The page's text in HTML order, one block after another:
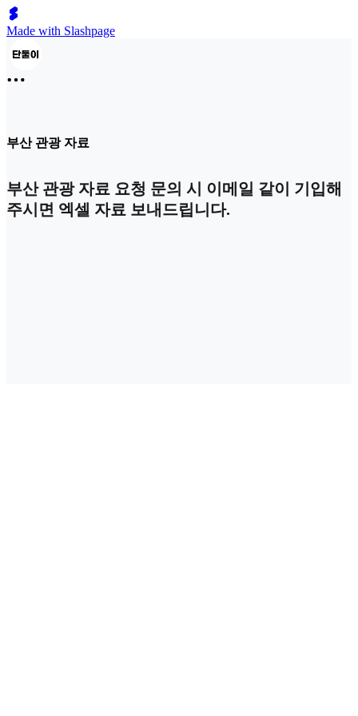
Made with Slashpage
부산 관광 자료
부산 관광 자료 요청 문의 시 이메일 같이 기입해
주시면 엑셀 자료 보내드립니다.